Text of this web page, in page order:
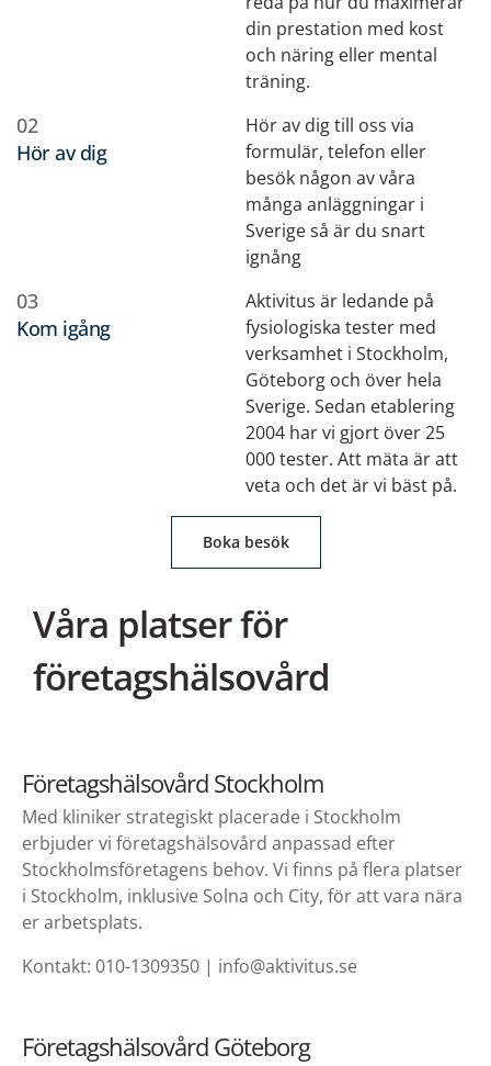
din prestation med kost
och näring eller mental
träning.
02
Hör av dig
Hör av dig till oss via
formulär, telefon eller
besök någon av våra
många anläggningar i
Sverige så är du snart
ignång
03
Kom igång
Aktivitus är ledande på
fysiologiska tester med
verksamhet i Stockholm,
Göteborg och över hela
Sverige. Sedan etablering
2004 har vi gjort över 25
000 tester. Att mäta är att
veta och det är vi bäst på.
Boka besök
Våra platser för
företagshälsovård
Företagshälsovård Stockholm
Med kliniker strategiskt placerade i Stockholm
erbjuder vi företagshälsovård anpassad efter
Stockholmsföretagens behov. Vi finns på flera platser
i Stockholm, inklusive Solna och City, för att vara nära
er arbetsplats.
Kontakt: 010-1309350 | info@aktivitus.se
Företagshälsovård Göteborg